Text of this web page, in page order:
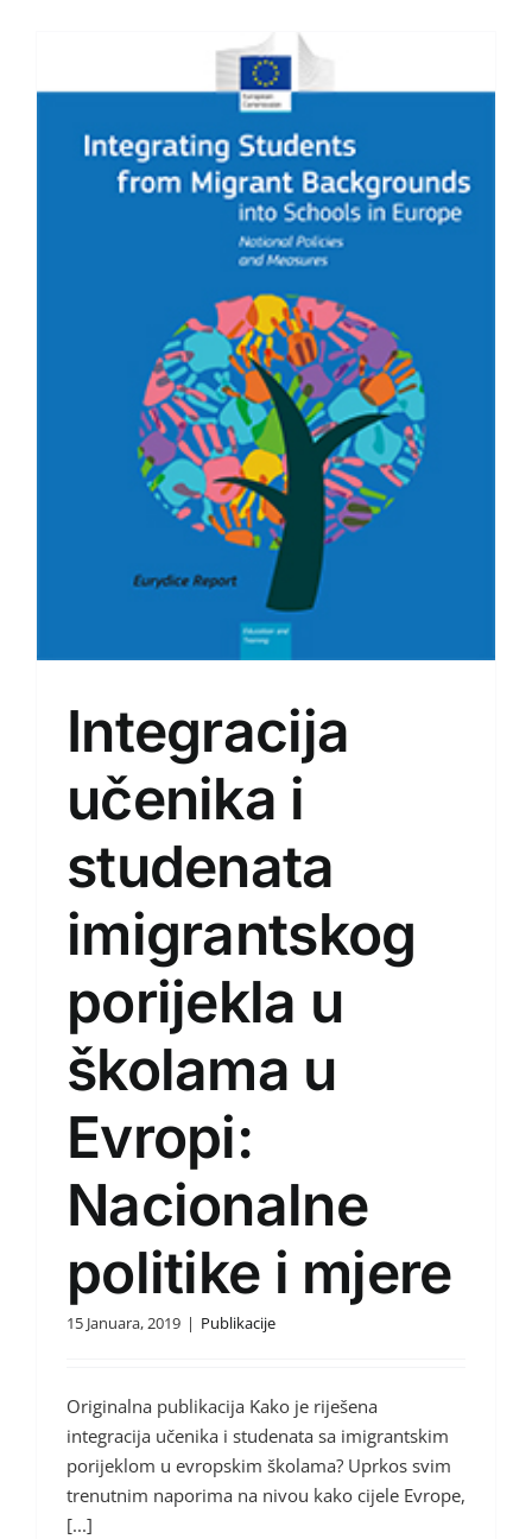
Integracija
učenika i
studenata
imigrantskog
porijekla u
školama u
Evropi:
Nacionalne
politike i mjere
15 Januara, 2019 | Publikacije
Originalna publikacija Kako je riješena
integracija učenika i studenata sa imigrantskim
porijeklom u evropskim školama? Uprkos svim
trenutnim naporima na nivou kako cijele Evrope,
[...]